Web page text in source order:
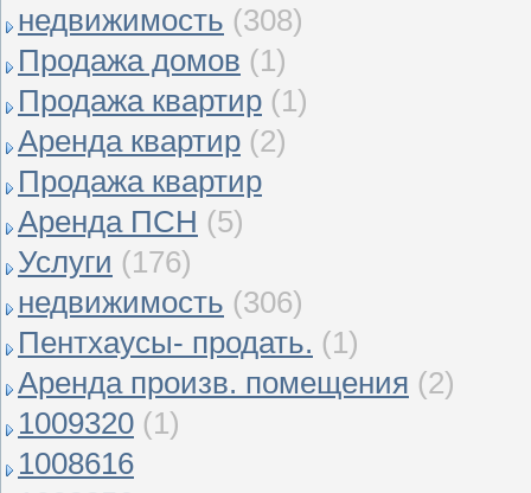
недвижимость (308)
Продажа домов (1)
Продажа квартир (1)
Аренда квартир (2)
Продажа квартир
Аренда ПСН (5)
Услуги (176)
недвижимость (306)
Пентхаусы- продать. (1)
Аренда произв. помещения (2)
1009320 (1)
1008616